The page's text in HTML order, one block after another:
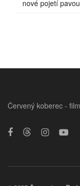
nové pojetí
Červený koberec -